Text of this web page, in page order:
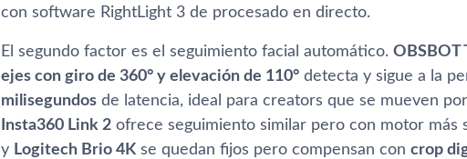
con software RightLight 3 de procesado en directo.
El segundo factor es el seguimiento facial automático. OBSBOT
ejes con giro de 360° y elevación de 110° detecta y sigue a la
milisegundos de latencia, ideal para creators que se mueven
Insta360 Link 2 ofrece seguimiento similar pero con motor más
y Logitech Brio 4Kse quedan fijos pero compensan con crop